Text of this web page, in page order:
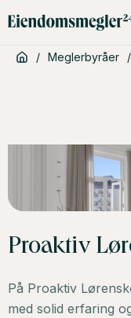
/ Meglerbyråer /
Proaktiv
På Proaktiv
med solid erfaring